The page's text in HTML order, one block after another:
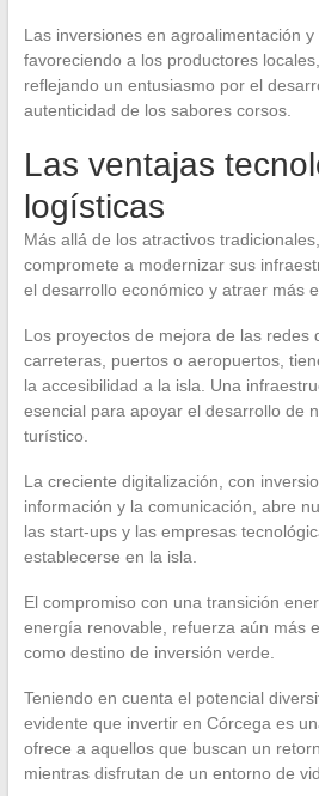
Las inversiones en agroalimentación y
favoreciendo a los productores
reflejando un entusiasmo por el
autenticidad de los sabores corsos.
Las ventajas
logísticas
Más allá de los atractivos
compromete a modernizar sus
el desarrollo económico y atraer más
Los proyectos de mejora de las redes
carreteras, puertos o aeropuertos,
la accesibilidad a la isla. Una
esencial para apoyar el desarrollo de
turístico.
La creciente digitalización, con
información y la comunicación, abre
las start-ups y las empresas
establecerse en la isla.
El compromiso con una transición
energía renovable, refuerza aún más
como destino de inversión verde.
Teniendo en cuenta el potencial
evidente que invertir en Córcega es
ofrece a aquellos que buscan un
mientras disfrutan de un entorno de